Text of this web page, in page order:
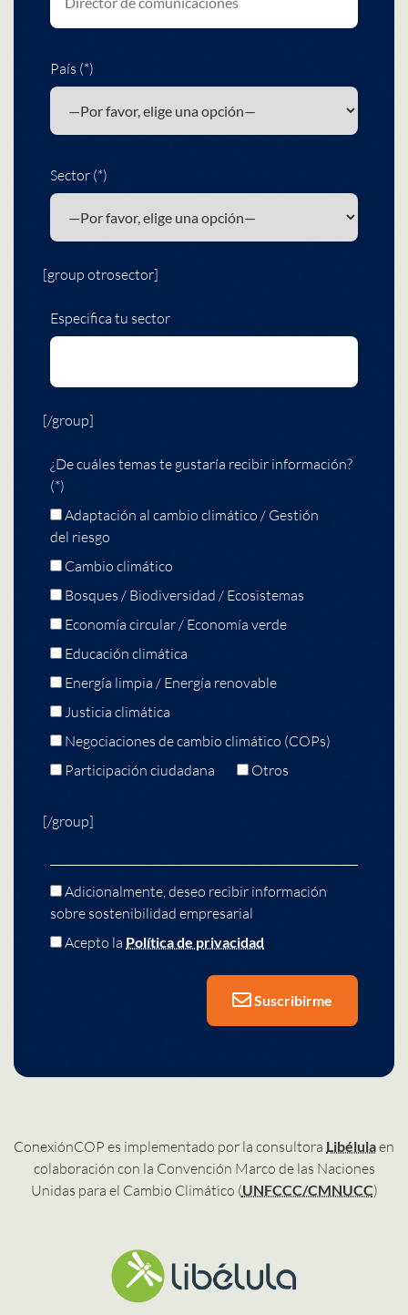
País (*)
Sector (*)
[group otrosector]
Especifica tu sector
[/group]
¿De cuáles temas te gustaría recibir información?
(*)
Adaptación al cambio climático / Gestión
del riesgo
Cambio climático
Bosques / Biodiversidad / Ecosistemas
Economía circular / Economía verde
Educación climática
Energía limpia / Energía renovable
Justicia climática
Negociaciones de cambio climático (COPs)
Participación ciudadana
Otros
[/group]
Adicionalmente, deseo recibir información
sobre sostenibilidad empresarial
Acepto la Política de privacidad
Suscribirme
ConexiónCOP es implementado por la consultora Libélulaen
colaboración con la Convención Marco de las Naciones
Unidas para el Cambio Climático (UNFCCC/CMNUCC)